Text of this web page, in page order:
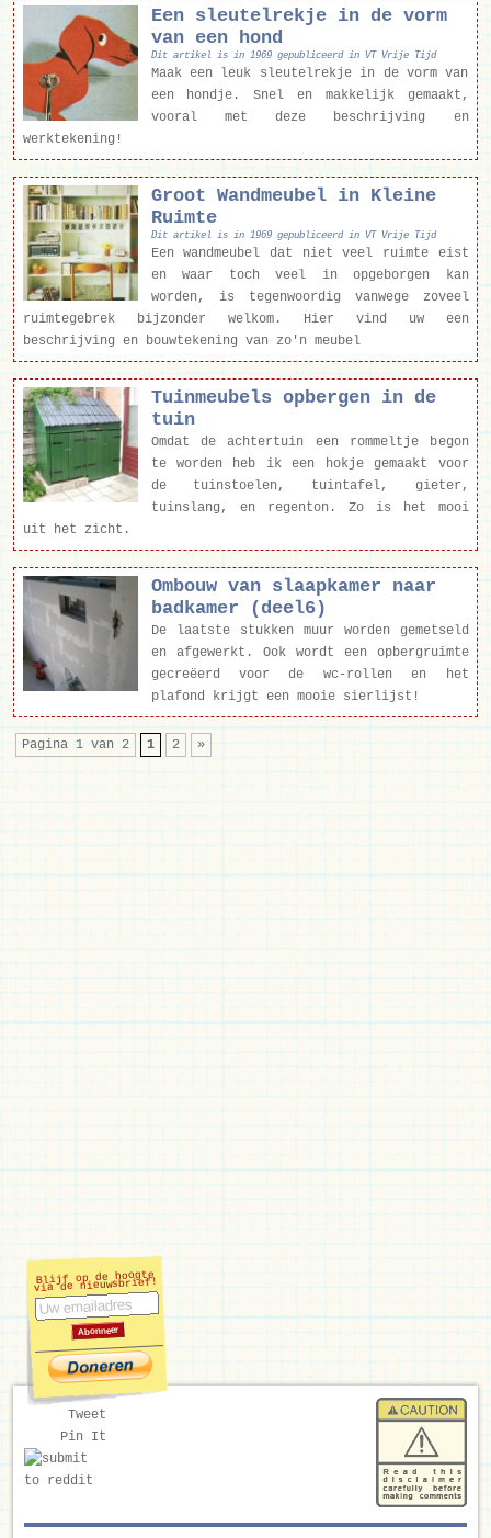
Een sleutelrekje in de vorm
van een hond
Dit artikel is in 1969 gepubliceerd in VT Vrije Tijd
Maak een leuk sleutelrekje in de vorm van
een hondje. Snel en makkelijk gemaakt,
vooral met deze beschrijving en
werktekening!
Groot Wandmeubel in Kleine
Ruimte
Dit artikel is in 1969 gepubliceerd in VT Vrije Tijd
Een wandmeubel dat niet veel ruimte eist
en waar toch veel in opgeborgen kan
worden, is tegenwoordig vanwege zoveel
ruimtegebrek bijzonder welkom. Hier vind uw een
beschrijving en bouwtekening van zo'n meubel
Tuinmeubels opbergen in de
tuin
Omdat de achtertuin een rommeltje begon
te worden heb ik een hokje gemaakt voor
de tuinstoelen, tuintafel, gieter,
tuinslang, en regenton. Zo is het mooi
uit het zicht.
Ombouw van slaapkamer naar
badkamer (deel6)
De laatste stukken muur worden gemetseld
en afgewerkt. Ook wordt een opbergruimte
gecreëerd voor de wc-rollen en het
plafond krijgt een mooie sierlijst!
Pagina 1 van 2 1 2 »
Blijf op de hoogte
via de nieuwsbrief!
Tweet
Pin It